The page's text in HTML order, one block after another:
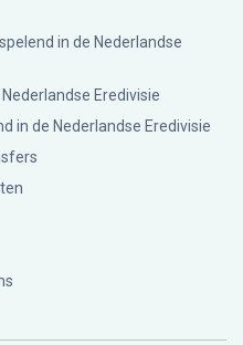
in de Nederlandse
Eredivisie
in de Nederlandse Eredivisie